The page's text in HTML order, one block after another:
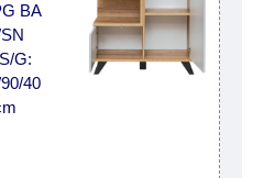
с фабрики, в течение
дней после первой
клиенту.
BA
G:
40